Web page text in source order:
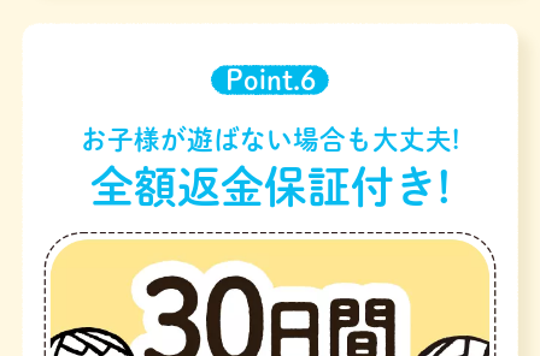
Point.6
お子様が遊ばない場合も大丈夫!
全額返金保証付き!